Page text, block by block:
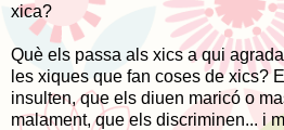
xica?
Què els passa als xics a qui
les xiques que fan coses de xics?
insulten, que els diuen maricó o
malament, que els discriminen... i